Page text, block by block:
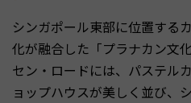
シンガポール東部に位置する
化が融合した「プラナカン文
セン・ロードには、パステル
ョップハウスが美しく並び、